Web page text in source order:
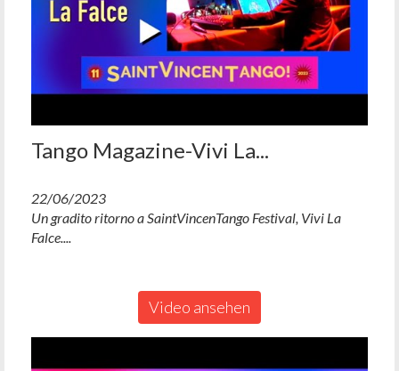
Tango Magazine-Vivi La...
22/06/2023
Un gradito ritorno a SaintVincenTango Festival, Vivi La
Falce....
Video ansehen